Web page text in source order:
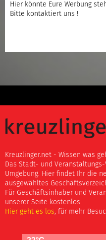
Hier könnte Eure Werbung
Bitte kontaktiert uns !
Kreuzlinger.net - Wissen was
Das Stadt- und
Umgebung. Hier findet Ihr die
ausgewähltes
Für Geschäftsinhaber und
unserer Seite kostenlos.
Hier geht es los, für mehr